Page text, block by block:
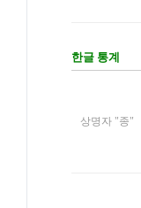
한글 통계
상명자 "종"